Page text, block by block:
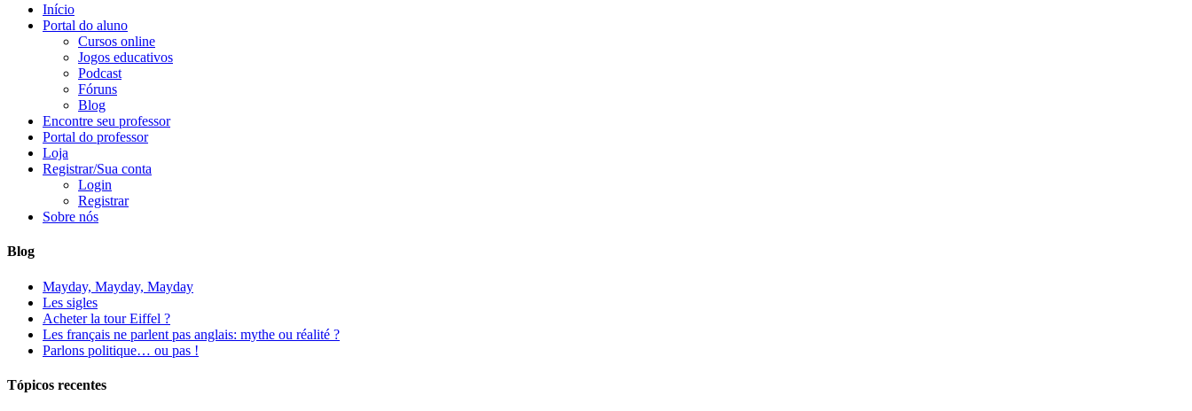
Início
Portal do aluno
Cursos online
Jogos educativos
Podcast
Fóruns
Blog
Encontre seu professor
Portal do professor
Loja
Registrar/Sua conta
Login
Registrar
Sobre nós
Blog
Mayday, Mayday, Mayday
Les sigles
Acheter la tour Eiffel ?
Les français ne parlent pas anglais: mythe ou réalité ?
Parlons politique… ou pas !
Tópicos recentes